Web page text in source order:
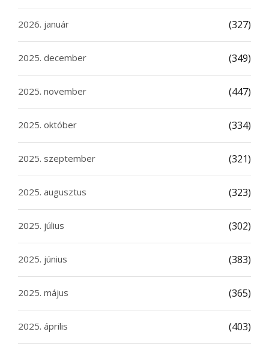
2026. január (327)
2025. december (349)
2025. november (447)
2025. október (334)
2025. szeptember (321)
2025. augusztus (323)
2025. július (302)
2025. június (383)
2025. május (365)
2025. április (403)